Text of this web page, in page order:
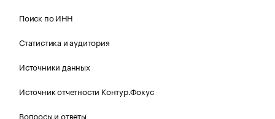
Поиск по ИНН
Статистика и аудитория
Источники данных
Источник отчетности Контур.Фокус
Вопросы и ответы